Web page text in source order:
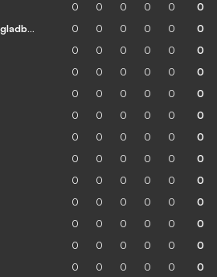
0 0 0 0 0 0
Borussia Moenchengladbach 0 0 0 0 0 0
0 0 0 0 0 0
0 0 0 0 0 0
0 0 0 0 0 0
0 0 0 0 0 0
0 0 0 0 0 0
0 0 0 0 0 0
0 0 0 0 0 0
0 0 0 0 0 0
0 0 0 0 0 0
0 0 0 0 0 0
0 0 0 0 0 0